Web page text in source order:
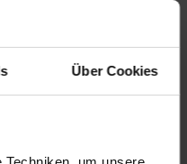
Über Cookies